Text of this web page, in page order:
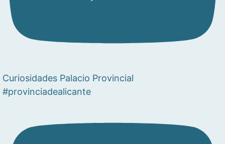
Curiosidades Palacio Provincial
#provinciadealicante